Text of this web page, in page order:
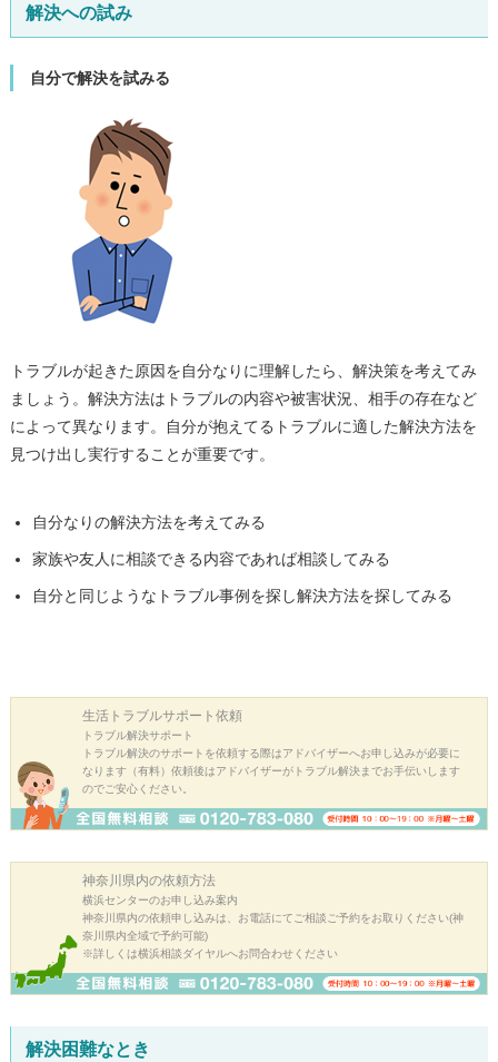
解決への試み
自分で解決を試みる
トラブルが起きた原因を自分なりに理解したら、解決策を考えてみ
ましょう。解決方法はトラブルの内容や被害状況、相手の存在など
によって異なります。自分が抱えてるトラブルに適した解決方法を
見つけ出し実行することが重要です。
自分なりの解決方法を考えてみる
家族や友人に相談できる内容であれば相談してみる
自分と同じようなトラブル事例を探し解決方法を探してみる
生活トラブルサポート依頼
トラブル解決サポート
トラブル解決のサポートを依頼する際はアドバイザーへお申し込みが必要に
なります（有料）依頼後はアドバイザーがトラブル解決までお手伝いします
のでご安心ください。
神奈川県内の依頼方法
横浜センターのお申し込み案内
神奈川県内の依頼申し込みは、お電話にてご相談ご予約をお取りください(神
奈川県内全域で予約可能)
※詳しくは横浜相談ダイヤルへお問合わせください
解決困難なとき